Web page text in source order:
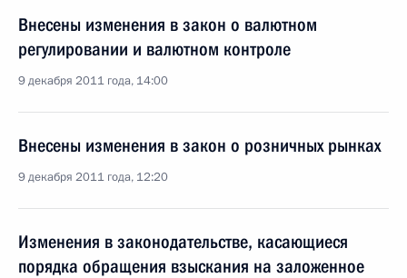
Внесены изменения в закон о валютном
регулировании и валютном контроле
9 декабря 2011 года, 14:00
Внесены изменения в закон о розничных рынках
9 декабря 2011 года, 12:20
Изменения в законодательстве, касающиеся
порядка обращения взыскания на заложенное